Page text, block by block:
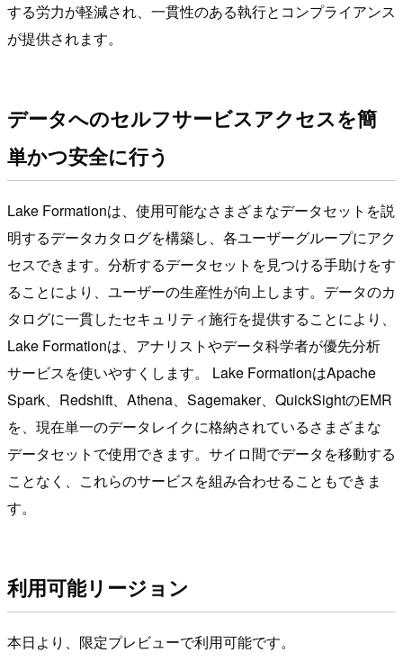
する労力が軽減され、一貫性のある執行とコンプライアンス
が提供されます。
データへのセルフサービスアクセスを簡
単かつ安全に行う
Lake Formationは、使用可能なさまざまなデータセットを説
明するデータカタログを構築し、各ユーザーグループにアク
セスできます。分析するデータセットを見つける手助けをす
ることにより、ユーザーの生産性が向上します。データのカ
タログに一貫したセキュリティ施行を提供することにより、
Lake Formationは、アナリストやデータ科学者が優先分析
サービスを使いやすくします。 Lake FormationはApache
Spark、Redshift、Athena、Sagemaker、QuickSightのEMR
を、現在単一のデータレイクに格納されているさまざまな
データセットで使用できます。サイロ間でデータを移動する
ことなく、これらのサービスを組み合わせることもできま
す。
利用可能リージョン
本日より、限定プレビューで利用可能です。